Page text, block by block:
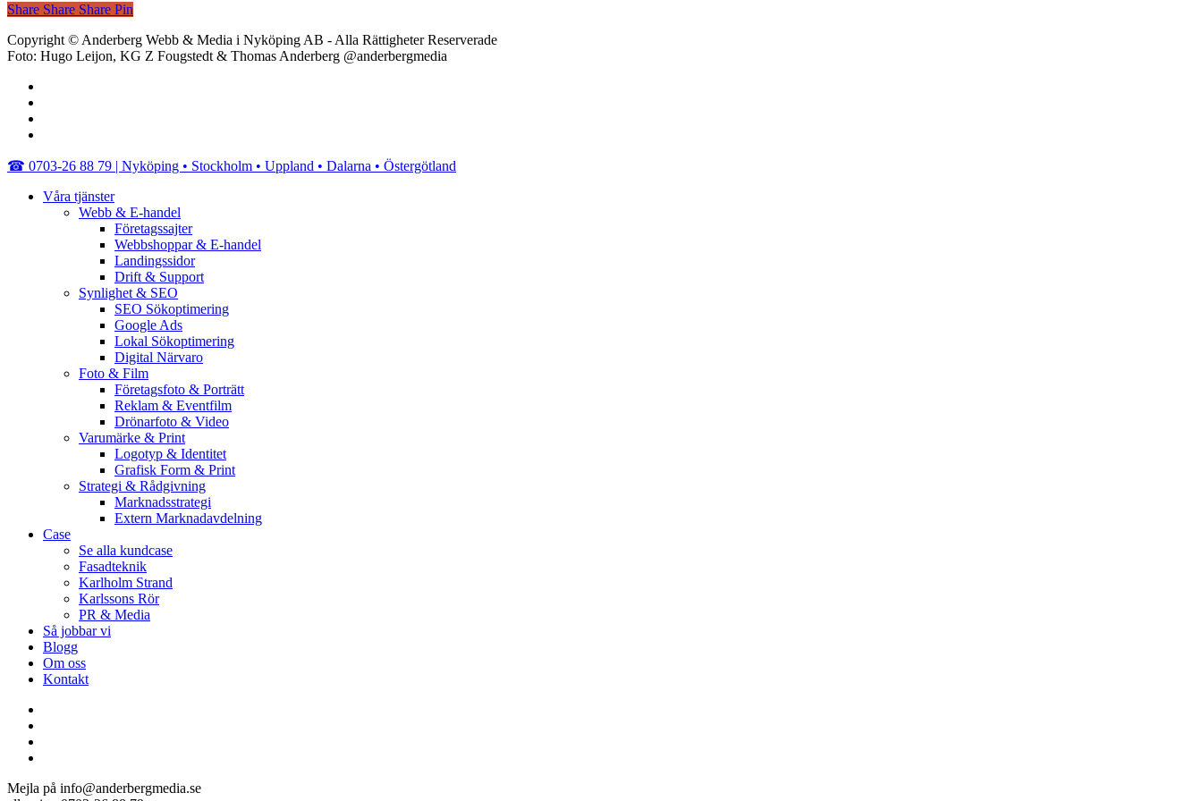
Share
Share Share Share Pin
Copyright © Anderberg Webb & Media i Nyköping AB - Alla Rättigheter Reserverade
Foto: Hugo Leijon, KG Z Fougstedt & Thomas Anderberg @anderbergmedia
Close
☎︎ 0703-26 88 79 | Nyköping • Stockholm • Uppland • Dalarna • Östergötland
Våra tjänster
Webb & E-handel
Företagssajter
Webbshoppar & E-handel
Landingssidor
Drift & Support
Synlighet & SEO
SEO Sökoptimering
Google Ads
Lokal Sökoptimering
Digital Närvaro
Foto & Film
Företagsfoto & Porträtt
Reklam & Eventfilm
Drönarfoto & Video
Varumärke & Print
Logotyp & Identitet
Grafisk Form & Print
Strategi & Rådgivning
Marknadsstrategi
Extern Marknadavdelning
Case
Se alla kundcase
Fasadteknik
Karlholm Strand
Karlssons Rör
PR & Media
Så jobbar vi
Blogg
Om oss
Kontakt
Mejla på info@anderbergmedia.se